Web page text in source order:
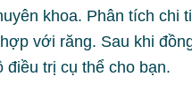
khoa. Phân tích chi
với răng. Sau khi
điều trị cụ thể cho bạn.